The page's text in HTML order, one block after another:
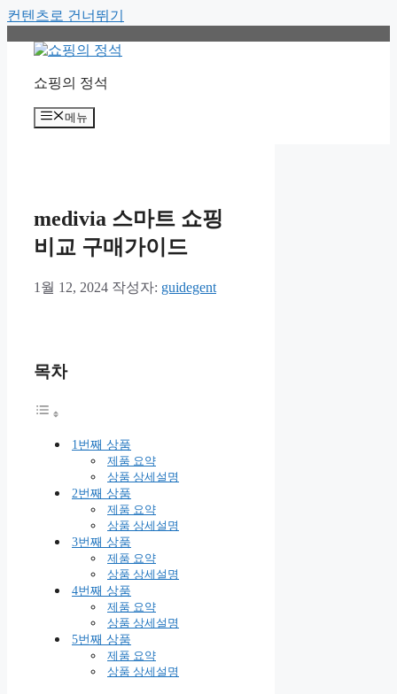
컨텐츠로 건너뛰기
쇼핑의 정석
메뉴
medivia 스마트 쇼핑
비교 구매가이드
1월 12, 2024 작성자: guidegent
목차
1번째 상품
제품 요약
상품 상세설명
2번째 상품
제품 요약
상품 상세설명
3번째 상품
제품 요약
상품 상세설명
4번째 상품
제품 요약
상품 상세설명
5번째 상품
제품 요약
상품 상세설명